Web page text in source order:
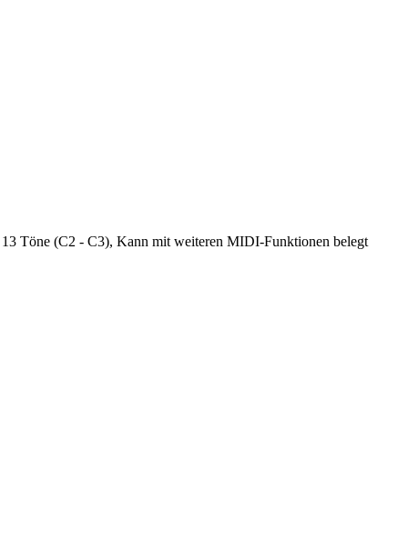
Töne (C2 - C3), Kann mit weiteren MIDI-Funktionen belegt